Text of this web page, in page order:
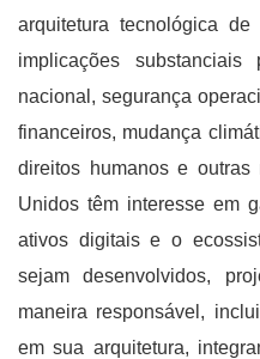
arquitetura tecnológica
implicações substanciais
nacional, segurança
financeiros, mudança
direitos humanos e outras
Unidos têm interesse em
ativos digitais e o
sejam desenvolvidos,
maneira responsável,
em sua arquitetura,